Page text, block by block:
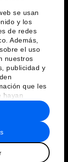
se usan
y los
de redes
Además,
el uso
nuestros
publicidad y
que les
hayan
haya
uso